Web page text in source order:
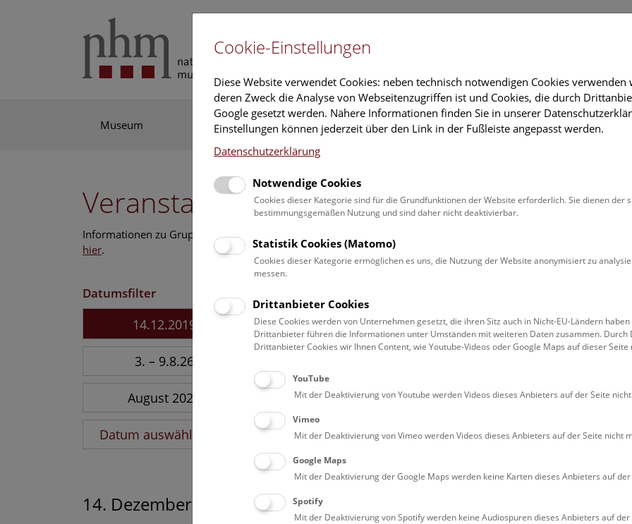
Museum Ausstellung Forschung Führungen & Aktivitäten Deck 50
Veranstaltungskalender
Informationen zu Gruppen,- Kindergarten- und Schulprogrammen finden Sie
hier.
Datumsfilter
14.12.2019
3. – 9.8.26
August 2026
Datum auswählen
Erwachsene (0)
Familien (0)
Führungen &
Kulinarik &
14. Dezember 2019
Cookie-Einstellungen
Diese Website verwendet Cookies: neben technisch notwendigen Cookies verwenden
deren Zweck die Analyse von Webseitenzugriffen ist und Cookies, die durch
Google gesetzt werden. Nähere Informationen finden Sie in unserer
Einstellungen können jederzeit über den Link in der Fußleiste angepasst werden.
Datenschutzerklärung
Notwendige Cookies
Cookies dieser Kategorie sind für die Grundfunktionen der Website erforderlich. Sie dienen der
bestimmungsgemäßen Nutzung und sind daher nicht deaktivierbar.
Statistik Cookies (Matomo)
Cookies dieser Kategorie ermöglichen es uns, die Nutzung der Website anonymisiert zu
messen.
Drittanbieter Cookies
Diese Cookies werden von Unternehmen gesetzt, die ihren Sitz auch in Nicht-EU-Ländern haben
Drittanbieter führen die Informationen unter Umständen mit weiteren Daten zusammen. Durch
Drittanbieter Cookies wir Ihnen Content, wie Youtube-Videos oder Google Maps auf dieser
YouTube
Mit der Deaktivierung von Youtube werden Videos dieses Anbieters auf der Seite
Vimeo
Mit der Deaktivierung von Vimeo werden Videos dieses Anbieters auf der Seite nicht
Google Maps
Mit der Deaktivierung der Google Maps werden keine Karten dieses Anbieters auf
Spotify
Mit der Deaktivierung von Spotify werden keine Audiospuren dieses Anbieters auf